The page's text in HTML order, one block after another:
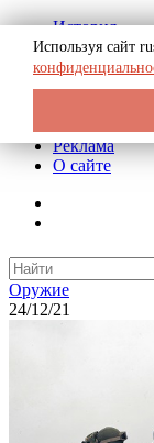
История
Биография
Криминал
СССР
Реклама
О сайте
Оружие
24/12/21
Используя сайт